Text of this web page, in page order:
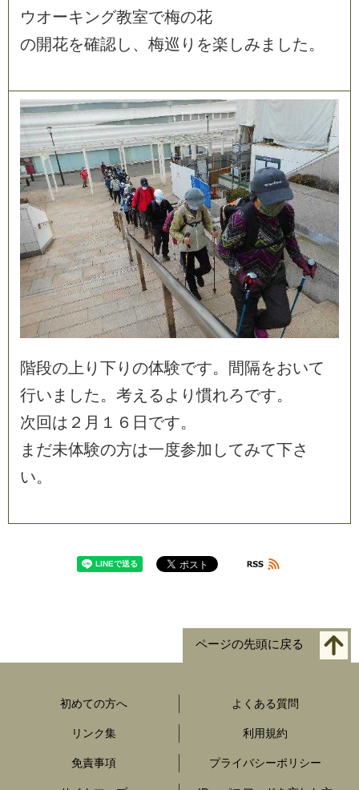
ウオーキング教室で梅の花
の開花を確認し 、 梅巡 り を楽 しみ ま した。
階段の 上 り 下り の体験です。 間 隔をおいて
行い ま した。 考え る よ り慣れろです。
次 回は ２ 月 １ ６ 日 です。
ま だ未体験の方は一度参加 してみて下さ
い。
ページの先頭に戻る
初めての方へ よくある質問
リンク集 利用規約
免責事項 プライバシーポリシー